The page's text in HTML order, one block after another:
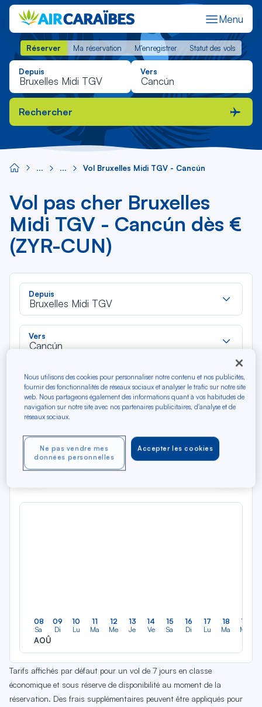
Menu
Réserver Ma réservation M'enregistrer Statut des vols
Réserver Ma réservation M'enregistrer Statut des vols
Depuis Vers
Rechercher
Vol Bruxelles Midi TGV - Cancún
Vol pas cher Bruxelles
Midi TGV - Cancún dès €
(ZYR-CUN)
Depuis
Bruxelles Midi TGV
Vers
Cancún
Type de trajet
Aller-Retour Aller simple
Précédent
AOÛ 2026
N/A*
08
Sa
AOÛ
09
Di
10
Lu
11
Ma
12
Me
13
Je
14
Ve
15
Sa
16
Di
17
Lu
18
Ma
19
Me
Tarifs affichés par défaut pour un vol de 7 jours en classe
économique et sous réserve de disponibilité au moment de la
réservation. Des frais supplémentaires peuvent être appliqués pour
Nous utilisons des cookies pour personnaliser notre contenu et nos publicités,
fournir des fonctionnalités de réseaux sociaux et analyser le trafic sur notre site
web. Nous partageons également des informations quant à vos habitudes de
navigation sur notre site avec nos partenaires publicitaires, d'analyse et de
réseaux sociaux.
Accepter les cookies
Ne pas vendre mes
données personnelles